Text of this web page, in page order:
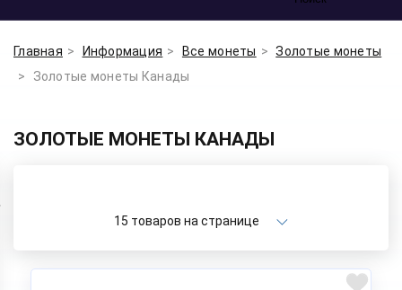
Главная Информация Все монеты
Золотые монеты
Золотые монеты Канады
ЗОЛОТЫЕ МОНЕТЫ КАНАДЫ